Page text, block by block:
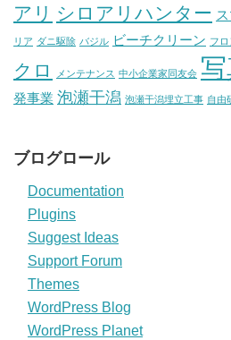
アリ シロアリハンター
リア ダニ駆除 バジル ビーチクリーン フ
クロ
メンテナンス 中小企業家同友会
発事業 泡瀬干潟 泡瀬干潟埋立工事 自由
ブログロール
Documentation
Plugins
Suggest Ideas
Support Forum
Themes
WordPress Blog
WordPress Planet